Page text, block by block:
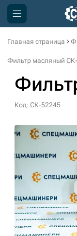
Главная страница
Фильтр масляный СК-
Код: СК-52245
Компания
Доставка и оплата
Информация
Контакты
3D тур по
sksale@skdst.ru
+7 (499)